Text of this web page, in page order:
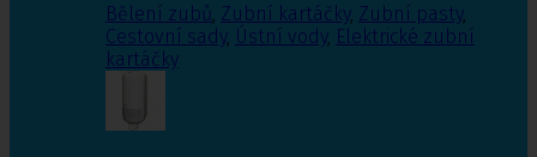
Bělení zubů, Zubní kartáčky, Zubní pasty,
Cestovní sady, Ústní vody, Elektrické zubní
kartáčky